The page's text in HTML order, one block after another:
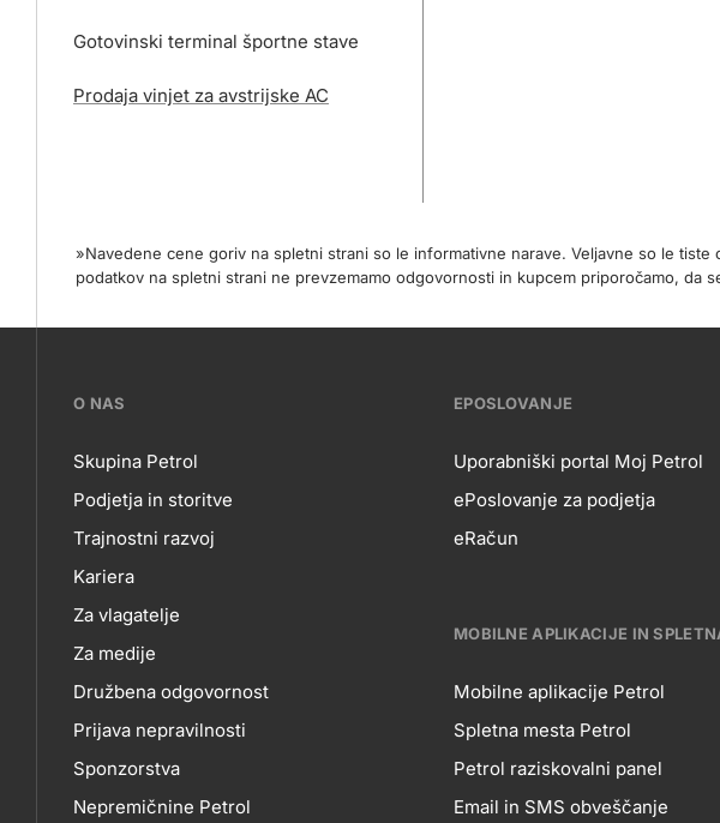
Gotovinski terminal športne stave
Prodaja vinjet za avstrijske AC
»Navedene cene goriv na spletni strani so le informativne narave. Veljavne so le
podatkov na spletni strani ne prevzemamo odgovornosti in kupcem priporočamo,
???
petrol-
skupno.footer-
title???
O NAS
O
NAS
Skupina Petrol
Podjetja in storitve
Trajnostni razvoj
Kariera
Za vlagatelje
Za medije
Družbena odgovornost
Prijava nepravilnosti
Sponzorstva
Nepremičnine Petrol
EPOSLOVANJE
Uporabniški portal Moj Petrol
ePoslovanje za podjetja
eRačun
MOBILNE APLIKACIJE IN
MOBILNE
Mobilne aplikacije Petrol
Spletna mesta Petrol
Petrol raziskovalni panel
Email in SMS obveščanje